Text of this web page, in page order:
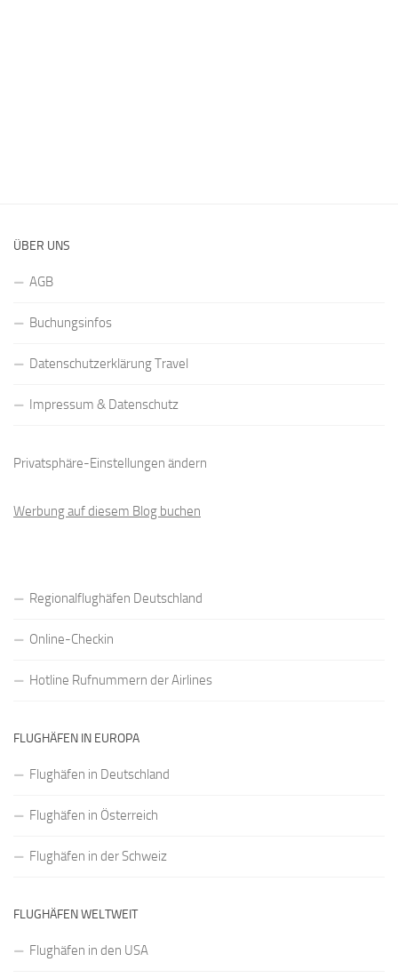
ÜBER UNS
AGB
Buchungsinfos
Datenschutzerklärung Travel
Impressum & Datenschutz
Privatsphäre-Einstellungen ändern
Werbung auf diesem Blog buchen
Regionalflughäfen Deutschland
Online-Checkin
Hotline Rufnummern der Airlines
FLUGHÄFEN IN EUROPA
Flughäfen in Deutschland
Flughäfen in Österreich
Flughäfen in der Schweiz
FLUGHÄFEN WELTWEIT
Flughäfen in den USA